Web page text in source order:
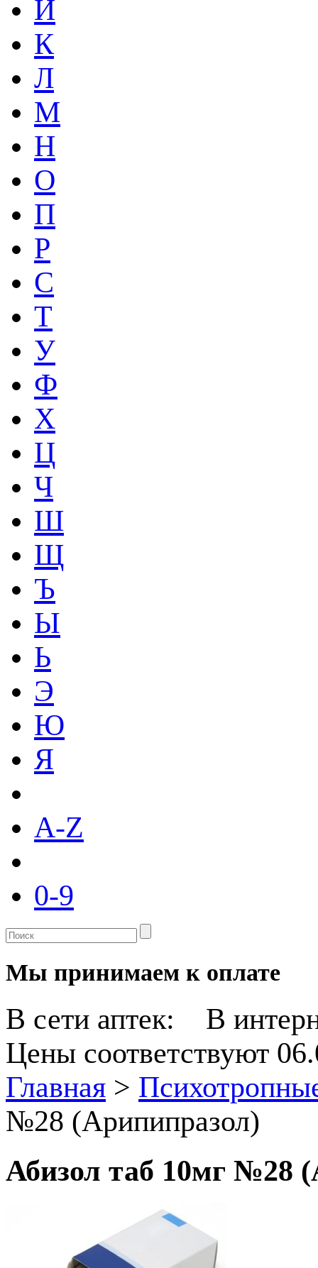
Й
К
Л
М
Н
О
П
Р
С
Т
У
Ф
Х
Ц
Ч
Ш
Щ
Ъ
Ы
Ь
Э
Ю
Я
A-Z
0-9
Мы принимаем к оплате
В сети аптек:
В
Цены соответствуют
Главная >
№28 (Арипипразол)
Абизол таб 10мг №28